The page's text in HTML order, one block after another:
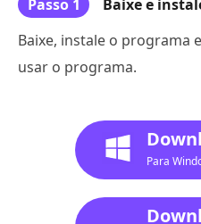
Passo 1
Baixe e
Baixe, instale o programa
usar o programa.
Para